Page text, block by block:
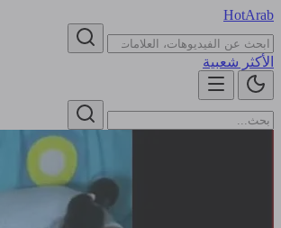
HotArab
الأكثر شعبية